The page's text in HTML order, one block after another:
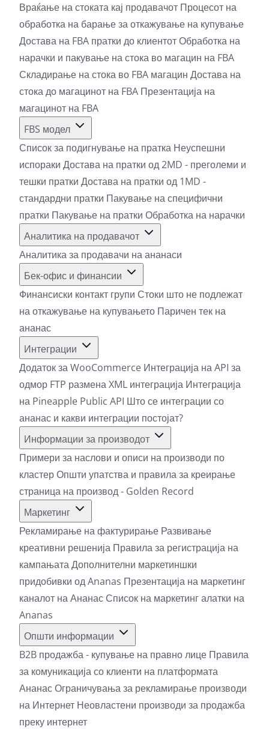
Враќање на стоката кај продавачот Процесот на
обработка на барање за откажување на купување
Достава на FBA пратки до клиентотОбработка на
нарачки и пакување на стока во магацин на FBA
Складирање на стока во FBA магацин Достава на
стока до магацинот на FBA Презентација на
магацинот на FBA
FBS модел
Список за подигнување на пратка Неуспешни
испораки Достава на пратки од 2MD - преголеми и
тешки пратки Достава на пратки од 1MD -
стандардни пратки Пакување на специфични
пратки Пакување на пратки Обработка на нарачки
Аналитика на продавачот
Аналитика за продавачи на ананаси
Бек-офис и финансии
Финансиски контакт групи Стоки што не подлежат
на откажување на купувањето Паричен тек на
ананас
Интеграции
Додаток за WooCommerce Интеграција на API за
одмор FTP разменаXML интеграција Интеграција
на Pineapple Public API Што се интеграции со
ананас и какви интеграции постојат?
Информации за производот
Примери за наслови и описи на производи по
кластерОпшти упатства и правила за креирање
страница на производ - Golden Record
Маркетинг
Рекламирање на фактурирање Развивање
креативни решенија Правила за регистрација на
кампањатаДополнителни маркетиншки
придобивки од Ananas Презентација на маркетинг
каналот на АнанасСписок на маркетинг алатки на
Ananas
Општи информации
B2B продажба - купување на правно лице Правила
за комуникација со клиенти на платформата
АнанасОграничувања за рекламирање производи
на Интернет Неовластени производи за продажба
преку интернет